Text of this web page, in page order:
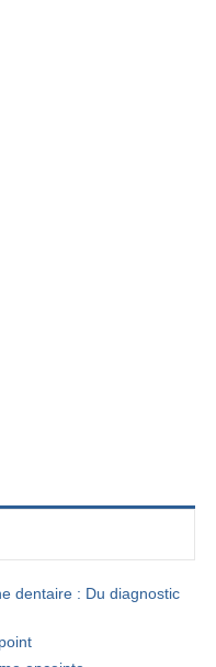
dentaire : Du diagnostic